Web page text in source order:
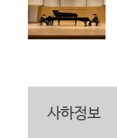
사하정보